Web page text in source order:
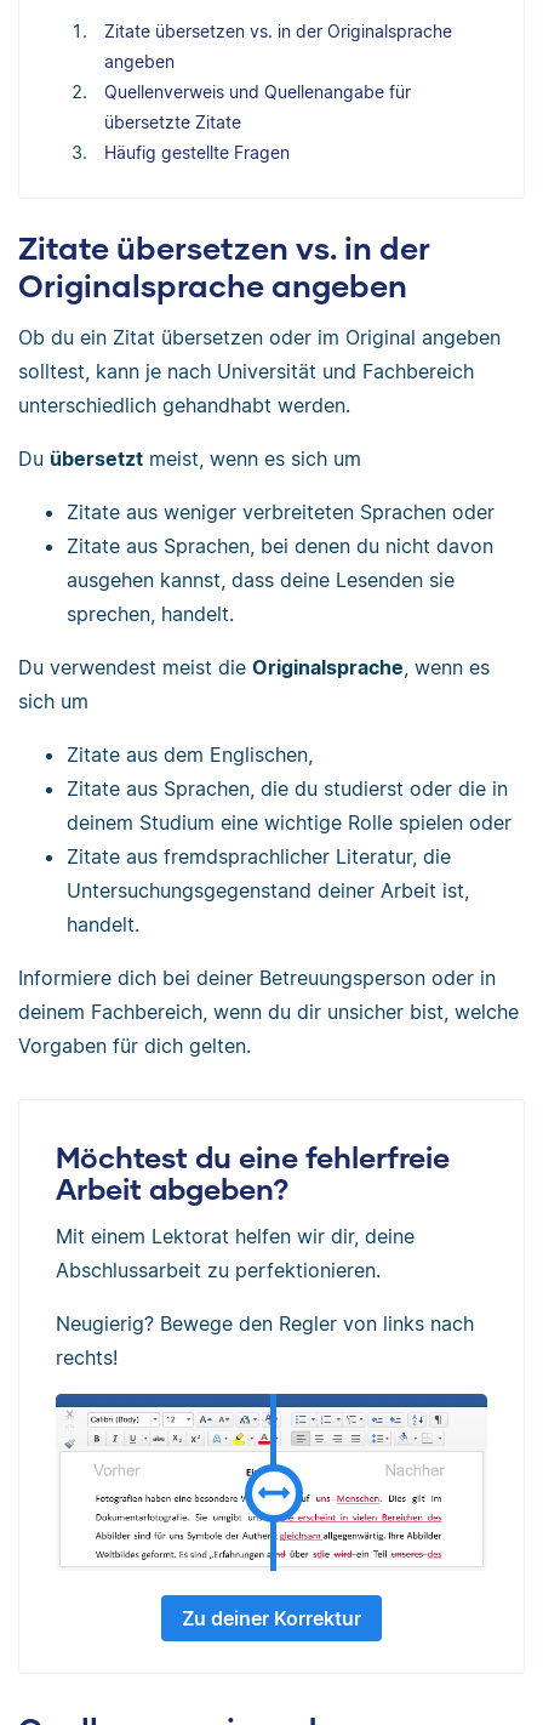
Zitate übersetzen vs. in der Originalsprache
angeben
Quellenverweis und Quellenangabe für
übersetzte Zitate
Häufig gestellte Fragen
Zitate übersetzen vs. in der
Originalsprache angeben
Ob du ein Zitat übersetzen oder im Original angeben
solltest, kann je nach Universität und Fachbereich
unterschiedlich gehandhabt werden.
Du übersetzt meist, wenn es sich um
Zitate aus weniger verbreiteten Sprachen oder
Zitate aus Sprachen, bei denen du nicht davon
ausgehen kannst, dass deine Lesenden sie
sprechen, handelt.
Du verwendest meist die Originalsprache, wenn es
sich um
Zitate aus dem Englischen,
Zitate aus Sprachen, die du studierst oder die in
deinem Studium eine wichtige Rolle spielen oder
Zitate aus fremdsprachlicher Literatur, die
Untersuchungsgegenstand deiner Arbeit ist,
handelt.
Informiere dich bei deiner Betreuungsperson oder in
deinem Fachbereich, wenn du dir unsicher bist, welche
Vorgaben für dich gelten.
Möchtest du eine fehlerfreie
Arbeit abgeben?
Mit einem Lektorat helfen wir dir, deine
Abschlussarbeit zu perfektionieren.
Neugierig? Bewege den Regler von links nach
rechts!
Zu deiner Korrektur